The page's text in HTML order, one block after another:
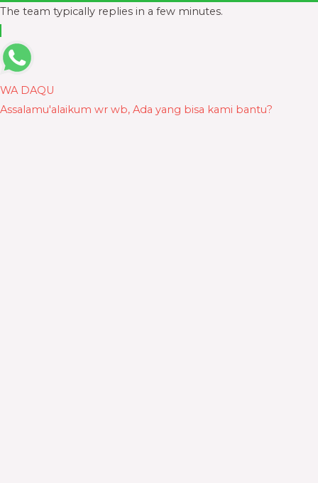
The team typically replies in a few minutes.
WA DAQU
Assalamu'alaikum wr wb, Ada yang bisa kami bantu?